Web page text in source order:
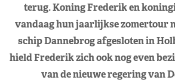
terug. Koning Frederik en
vandaag hun jaarlijkse zomertour
schip Dannebrog afgesloten in
hield Frederik zich ook nog even
van de nieuwe regering van